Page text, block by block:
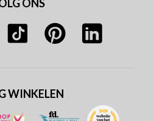
ONS
WINKELEN